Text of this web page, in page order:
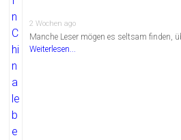
2 Wochen ago
Manche Leser mögen es seltsam finden,
Weiterlesen...